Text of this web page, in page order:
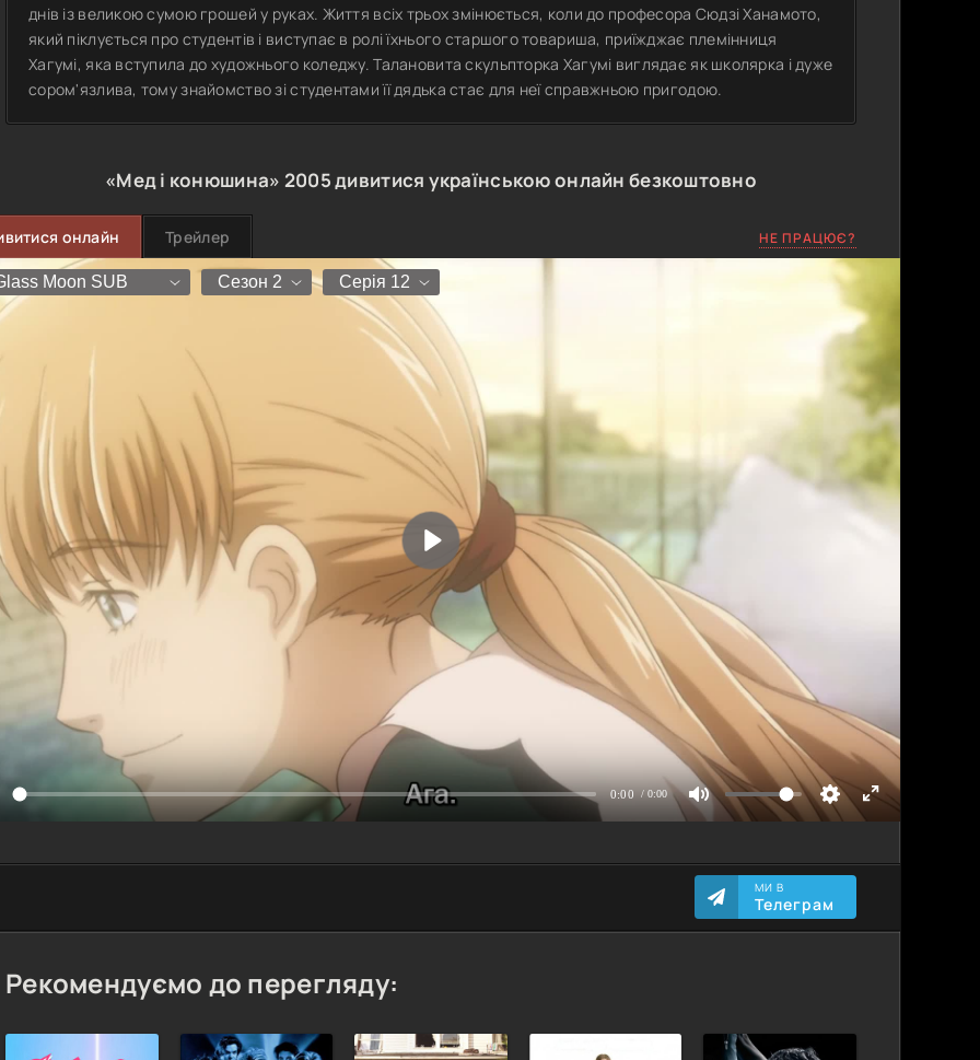
днів із великою сумою грошей у руках. Життя всіх трьох змінюється, коли до професора Сюдзі Ханамото,
який піклується про студентів і виступає в ролі їхнього старшого товариша, приїжджає племінниця
Хагумі, яка вступила до художнього коледжу. Талановита скульпторка Хагумі виглядає як школярка і дуже
сором'язлива, тому знайомство зі студентами її дядька стає для неї справжньою пригодою.
«Мед і конюшина» 2005дивитися українською онлайн безкоштовно
онлайн Трейлер НЕ ПРАЦЮЄ?
МИ В
Телеграм
Рекомендуємо до перегляду: